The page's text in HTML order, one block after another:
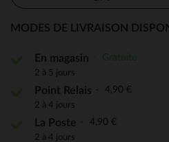
MODES DE LIVRAISON
En magasin
2 à 5 jours
Point Relais 4,90 €
2 à 4 jours
La Poste 4,90 €
2 à 4 jours